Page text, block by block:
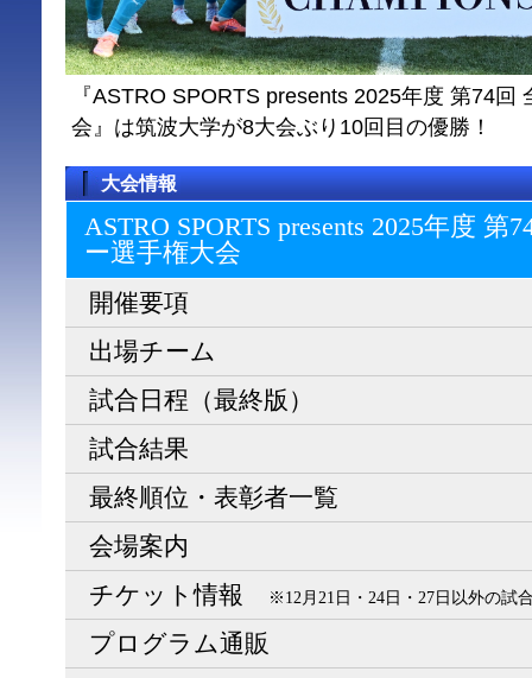
『ASTRO SPORTS presents 2025年度 第74回
会』は筑波大学が8大会ぶり10回目の優勝！
大会情報
ASTRO SPORTS presents 2025年度
ー選⼿権⼤会
開催要項
出場チーム
試合日程（最終版）
試合結果
最終順位・表彰者一覧
会場案内
チケット情報
※12月21日・24日・27日以外の試
プログラム通販